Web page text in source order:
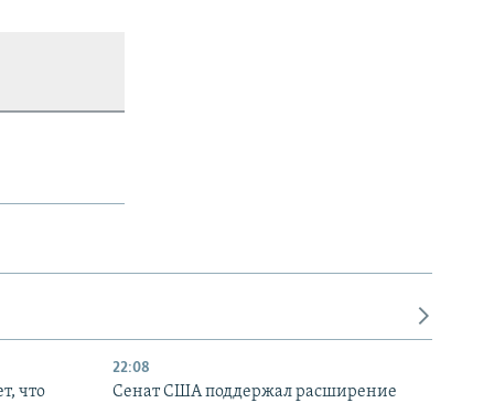
что
22:08
Сенат США поддержал расширение